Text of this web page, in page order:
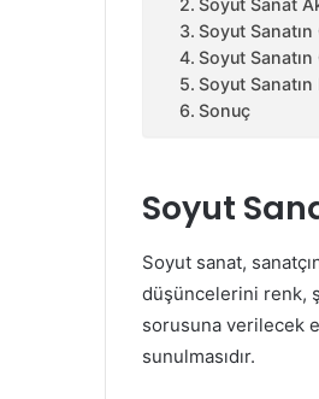
Soyut Sanat
Soyut
Soyut Sanatın
Soyut
Sonuç
Soyut
Soyut sanat,
düşüncelerini renk,
sorusuna verilecek
sunulmasıdır.